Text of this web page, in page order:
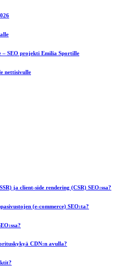
– SEO projekti Emilia Sportille
nettisivulle
ja client-side rendering (CSR) SEO:ssa?
(e-commerce) SEO:ta?
CDN:n avulla?